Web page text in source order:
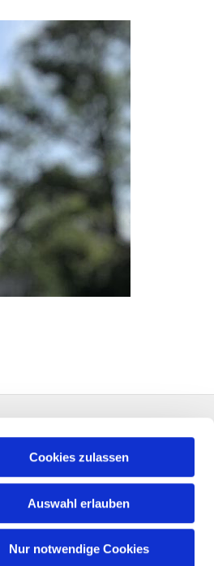
Cookies zulassen
Auswahl erlauben
Nur notwendige Cookies